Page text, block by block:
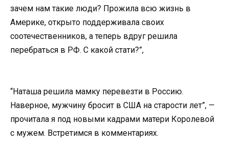
зачем нам такие люди? Прожила всю жизнь в
Америке, открыто поддерживала своих
соотечественников, а теперь вдруг решила
перебраться в РФ. С какой стати?”,
“Наташа решила мамку перевезти в Россию.
Наверное, мужчину бросит в США на старости лет”, —
прочитала я под новыми кадрами матери Королевой
с мужем. Встретимся в комментариях.